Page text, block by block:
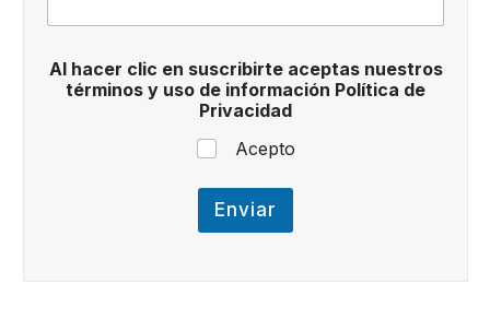
r
i
b
i
r
e
e
Al hacer clic en suscribirte aceptas nuestros
términos y uso de información Política de
Privacidad
Acepto
Enviar